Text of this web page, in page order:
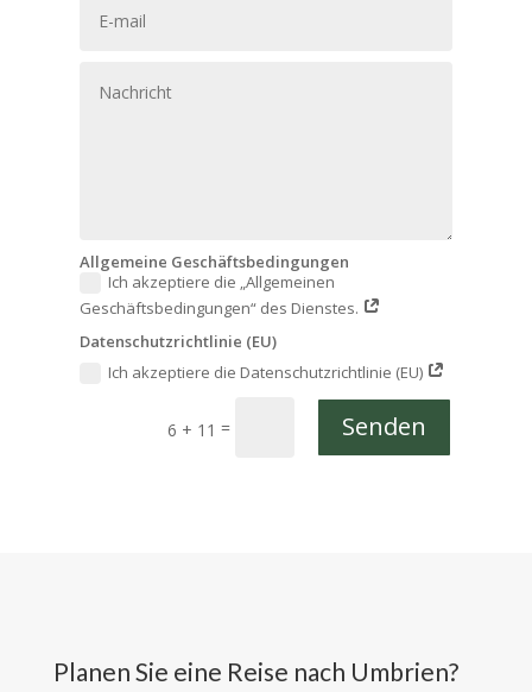
Allgemeine Geschäftsbedingungen
Ich akzeptiere die „Allgemeinen
Geschäftsbedingungen“ des Dienstes.
Datenschutzrichtlinie (EU)
Ich akzeptiere die Datenschutzrichtlinie (EU)
6 + 11 = Senden
Planen Sie eine Reise nach Umbrien?